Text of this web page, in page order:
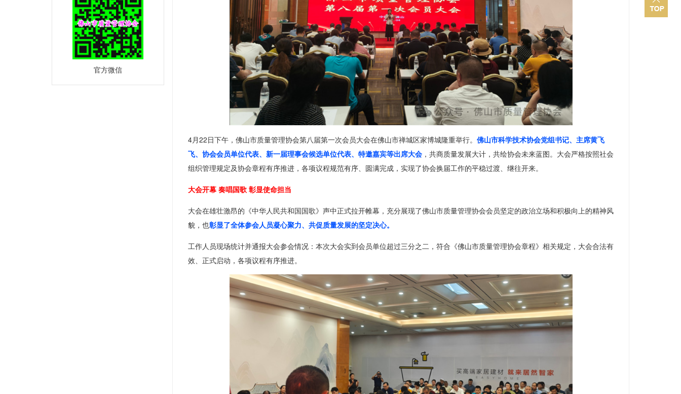
官方微信
4月22日下午，佛山市质量管理协会第八届第一次会员大会在佛山市禅城区家博城隆重举行。 佛山市科学技术协会党组书记、主席黄飞
飞、协会会员单位代表、新一届理事会候选单位代表、特邀嘉宾等出席大会 ，共商质量发展大计，共绘协会未来蓝图。大会严格按照社会
组织管理规定及协会章程有序推进，各项议程规范有序、圆满完成，实现了协会换届工作的平稳过渡、继往开来。
大会开幕 奏唱国歌 彰显使命担当
大会在雄壮激昂的《中华人民共和国国歌》声中正式拉开帷幕，充分展现了佛山市质量管理协会会员坚定的政治立场和积极向上的精神风
貌，也彰显了全体参会人员凝心聚力、共促质量发展的坚定决心。
工作人员现场统计并通报大会参会情况：本次大会实到会员单位超过三分之二，符合《佛山市质量管理协会章程》相关规定，大会合法有
效、正式启动，各项议程有序推进。